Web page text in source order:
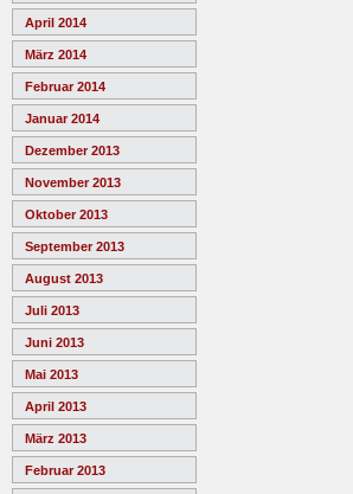
April 2014
März 2014
Februar 2014
Januar 2014
Dezember 2013
November 2013
Oktober 2013
September 2013
August 2013
Juli 2013
Juni 2013
Mai 2013
April 2013
März 2013
Februar 2013